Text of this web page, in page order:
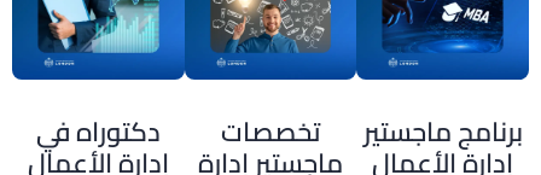
برنامج ماجستير
إدارة الأعمال
تخصصات
ماجستير إدارة
دكتوراه في
إدارة الأعمال